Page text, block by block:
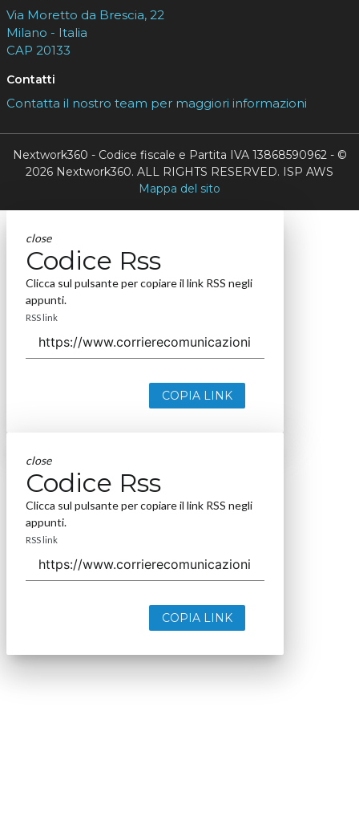
Via Moretto da Brescia, 22
Milano - Italia
CAP 20133
Contatti
Contatta il nostro team per maggiori informazioni
Nextwork360 - Codice fiscale e Partita IVA 13868590962 - ©
2026 Nextwork360. ALL RIGHTS RESERVED. ISP AWS
Mappa del sito
close
Codice Rss
Clicca sul pulsante per copiare il link RSS negli
appunti.
RSS link
COPIA LINK
close
Codice Rss
Clicca sul pulsante per copiare il link RSS negli
appunti.
RSS link
COPIA LINK